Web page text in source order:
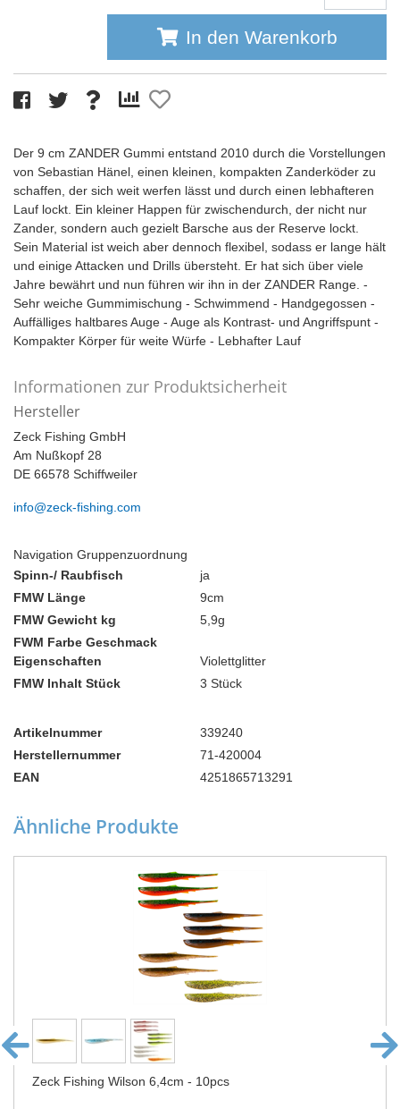
In den Warenkorb
Der 9 cm ZANDER Gummi entstand 2010 durch die Vorstellungen
von Sebastian Hänel, einen kleinen, kompakten Zanderköder zu
schaffen, der sich weit werfen lässt und durch einen lebhafteren
Lauf lockt. Ein kleiner Happen für zwischendurch, der nicht nur
Zander, sondern auch gezielt Barsche aus der Reserve lockt.
Sein Material ist weich aber dennoch flexibel, sodass er lange hält
und einige Attacken und Drills übersteht. Er hat sich über viele
Jahre bewährt und nun führen wir ihn in der ZANDER Range. -
Sehr weiche Gummimischung - Schwimmend - Handgegossen -
Auffälliges haltbares Auge - Auge als Kontrast- und Angriffspunt -
Kompakter Körper für weite Würfe - Lebhafter Lauf
Informationen zur Produktsicherheit
Hersteller
Zeck Fishing GmbH
Am Nußkopf 28
DE 66578 Schiffweiler
info@zeck-fishing.com
Navigation Gruppenzuordnung
Spinn-/ Raubfisch
ja
FMW Länge
9cm
FMW Gewicht kg
5,9g
FWM Farbe Geschmack
Eigenschaften
Violettglitter
FMW Inhalt Stück
3 Stück
Artikelnummer
339240
Herstellernummer
71-420004
EAN
4251865713291
Ähnliche Produkte
Zeck Fishing Wilson 6,4cm - 10pcs